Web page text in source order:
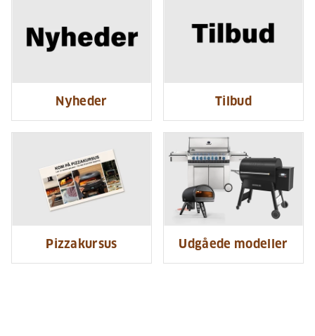
Nyheder Tilbud
Pizzakursus Udgåede modeller